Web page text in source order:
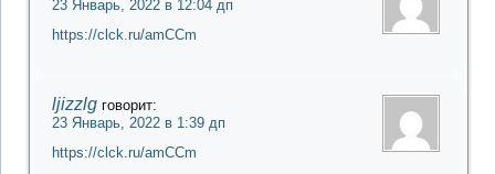
23 Январь, 2022 в 12:04 дп
https://clck.ru/amCCm
ljizzlg говорит:
23 Январь, 2022 в 1:39 дп
https://clck.ru/amCCm